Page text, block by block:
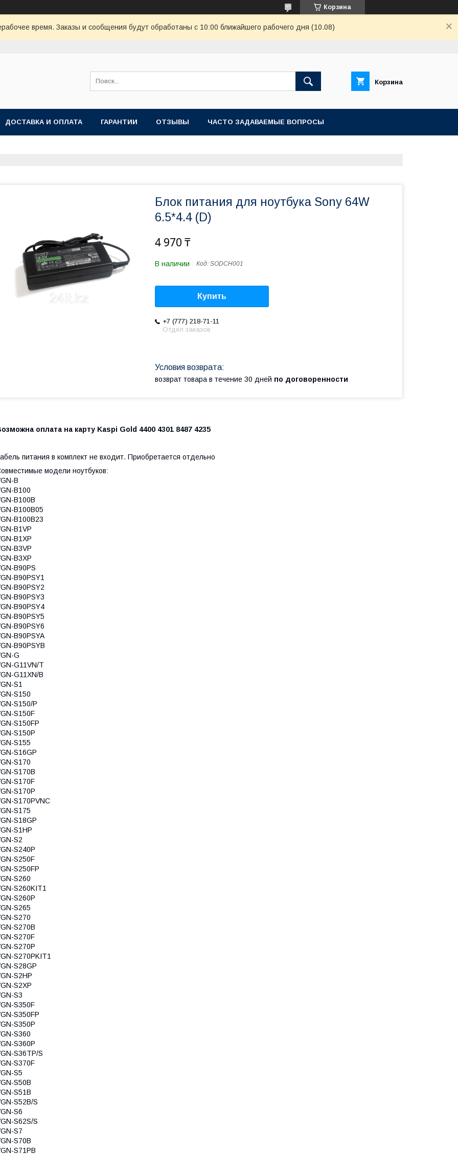
Корзина
время. Заказы и сообщения будут обработаны с 10:00 ближайшего рабочего дня (10.08)
Корзина
ДОСТАВКА И ОПЛАТА ГАРАНТИИ ОТЗЫВЫ ЧАСТО ЗАДАВАЕМЫЕ ВОПРОСЫ
Блок питания для ноутбука Sony 64W
6.5*4.4 (D)
4 970 ₸
В наличии Код: SODCH001
Купить
+7 (777) 218-71-11
Отдел заказов
возврат товара в течение 30 дней по договоренности
оплата на карту Kaspi Gold 4400 4301 8487 4235
питания в комплект не входит. Приобретается отдельно
модели ноутбуков:
B
B100
B100B
B100B05
B100B23
B1VP
B1XP
B3VP
B3XP
B90PS
B90PSY1
B90PSY2
B90PSY3
B90PSY4
B90PSY5
B90PSY6
B90PSYA
B90PSYB
G
G11VN/T
G11XN/B
S1
S150
S150/P
S150F
S150FP
S150P
S155
S16GP
S170
S170B
S170F
S170P
S170PVNC
S175
S18GP
S1HP
S2
S240P
S250F
S250FP
S260
S260KIT1
S260P
S265
S270
S270B
S270F
S270P
S270PKIT1
S28GP
S2HP
S2XP
S3
S350F
S350FP
S350P
S360
S360P
S36TP/S
S370F
S5
S50B
S51B
S52B/S
S6
S62S/S
S7
S70B
S71PB